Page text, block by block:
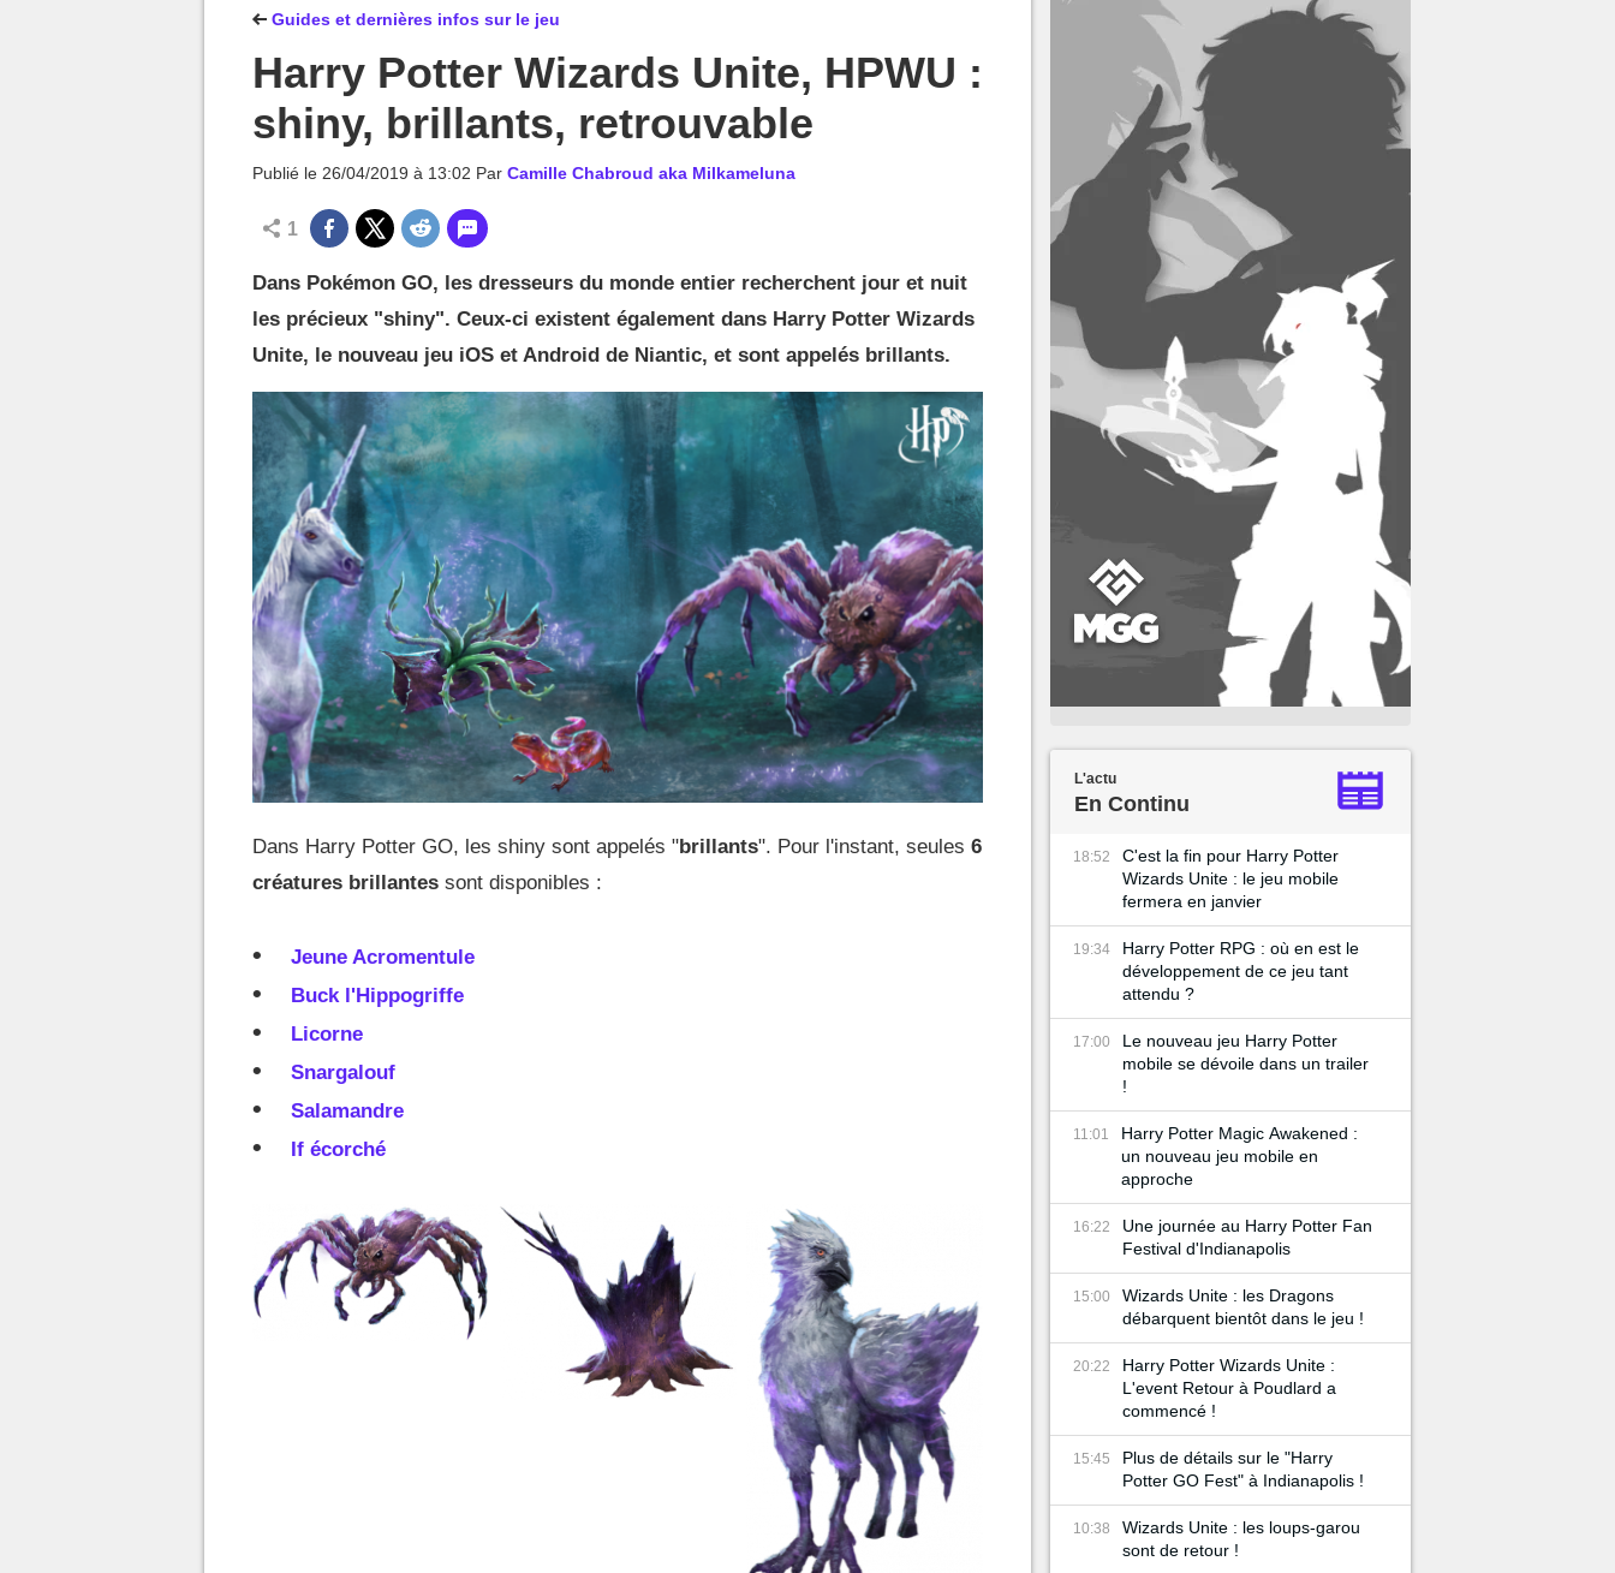
Guides et dernières infos sur le jeu
Harry Potter Wizards Unite, HPWU :
shiny, brillants, retrouvable
Publié le 26/04/2019 à 13:02 Par Camille Chabroud aka Milkameluna
1
Dans Pokémon GO, les dresseurs du monde entier recherchent jour et nuit
les précieux "shiny". Ceux-ci existent également dans Harry Potter Wizards
Unite, le nouveau jeu iOS et Android de Niantic, et sont appelés brillants.
Dans Harry Potter GO, les shiny sont appelés "brillants". Pour l'instant, seules 6
créatures brillantes sont disponibles :
Jeune Acromentule
Buck l'Hippogriffe
Licorne
Snargalouf
Salamandre
If écorché
L'actu
En Continu
18:52
C'est la fin pour Harry Potter
Wizards Unite : le jeu mobile
fermera en janvier
19:34
Harry Potter RPG : où en est le
développement de ce jeu tant
attendu ?
17:00
Le nouveau jeu Harry Potter
mobile se dévoile dans un trailer
!
11:01
Harry Potter Magic Awakened :
un nouveau jeu mobile en
approche
16:22
Une journée au Harry Potter Fan
Festival d'Indianapolis
15:00
Wizards Unite : les Dragons
débarquent bientôt dans le jeu !
20:22
Harry Potter Wizards Unite :
L'event Retour à Poudlard a
commencé !
15:45
Plus de détails sur le "Harry
Potter GO Fest" à Indianapolis !
10:38
Wizards Unite : les loups-garou
sont de retour !